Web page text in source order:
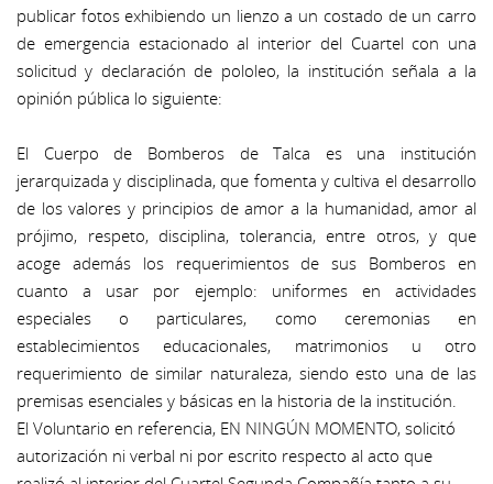
publicar fotos exhibiendo un lienzo a un costado de un carro
de emergencia estacionado al interior del Cuartel con una
solicitud y declaración de pololeo, la institución señala a la
opinión pública lo siguiente:
El Cuerpo de Bomberos de Talca es una institución
jerarquizada y disciplinada, que fomenta y cultiva el desarrollo
de los valores y principios de amor a la humanidad, amor al
prójimo, respeto, disciplina, tolerancia, entre otros, y que
acoge además los requerimientos de sus Bomberos en
cuanto a usar por ejemplo: uniformes en actividades
especiales o particulares, como ceremonias en
establecimientos educacionales, matrimonios u otro
requerimiento de similar naturaleza, siendo esto una de las
premisas esenciales y básicas en la historia de la institución.
El Voluntario en referencia, EN NINGÚN MOMENTO, solicitó
autorización ni verbal ni por escrito respecto al acto que